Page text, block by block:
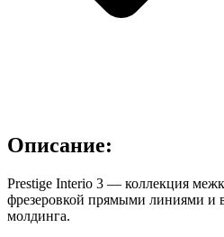
Описание:
Prestige Interio 3 — коллекция
фрезеровкой прямыми линиями и
молдинга.